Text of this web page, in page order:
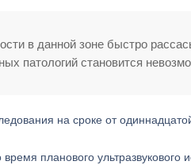
в данной зоне быстро
патологий становится
на сроке от
планового